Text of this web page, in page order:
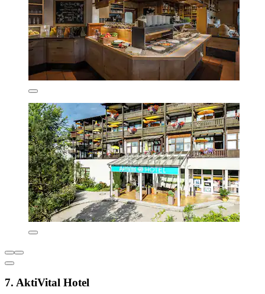
7. AktiVital Hotel